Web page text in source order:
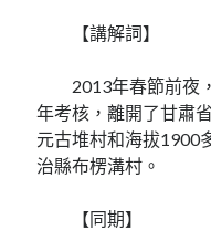
【講解詞】
2013年春節前夜
年考核，離開了甘肅
元古堆村和海拔1900
治縣布楞溝村。
【同期】